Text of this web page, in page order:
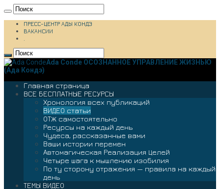
ПРЕСС-ЦЕНТР АДЫ КОНДЭ
ВАКАНСИИ
.
Ada Conde ОСОЗНАННОЕ УПРАВЛЕНИЕ ЖИЗНЬЮ
(Ада Кондэ)
Главная страница
ВСЕ БЕСПЛАТНЫЕ РЕСУРСЫ
Хронология всех публикаций
ВИДЕО статьи
ОТЖ самостоятельно
Ресурсы на каждый день
Чудеса, рассказанные вами
Ваши истории перемен
Автомагическая Реализация Целей
Четыре шага к мышлению изобилия
По ту сторону отражения — правила на каждый
день
ТЕМЫ ВИДЕО